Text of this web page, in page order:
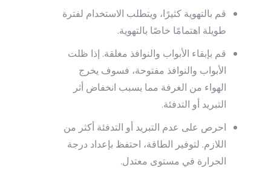
قم بالتهوية كثيرًا، ويتطلب الاستخدام لفترة
طويلة اهتمامًا خاصًا بالتهوية.
قم بإبقاء الأبواب والنوافذ مغلقة. إذا ظلت
الأبواب والنوافذ مفتوحة، فسوف يخرج
الهواء من الغرفة مما يسبب انخفاض أثر
التبريد أو التدفئة.
احرص على عدم التبريد أو التدفئة أكثر من
اللازم. لتوفير الطاقة، احتفظ بإعداد درجة
الحرارة في مستوى معتدل.